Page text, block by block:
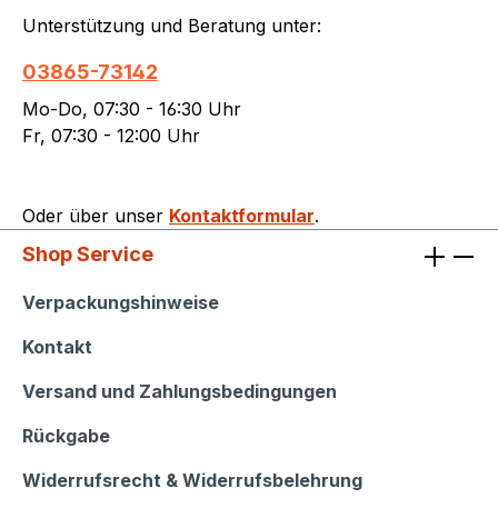
Unterstützung und Beratung unter:
03865-73142
Mo-Do, 07:30 - 16:30 Uhr
Fr, 07:30 - 12:00 Uhr
Oder über unser Kontaktformular.
Shop Service
Shop Service
Verpackungshinweise
Kontakt
Versand und Zahlungsbedingungen
Rückgabe
Widerrufsrecht & Widerrufsbelehrung